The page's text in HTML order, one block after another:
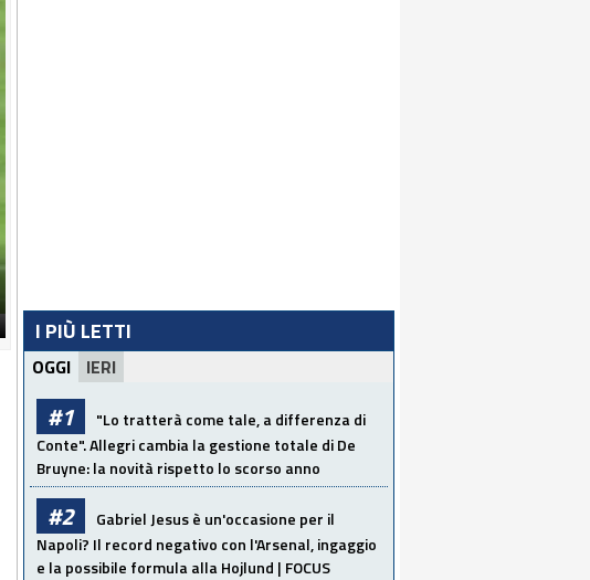
I PIÙ LETTI
OGGI IERI
#1
"Lo tratterà come tale, a differenza di
Conte". Allegri cambia la gestione totale di De
Bruyne: la novità rispetto lo scorso anno
#2
Gabriel Jesus è un'occasione per il
Napoli? Il record negativo con l'Arsenal, ingaggio
e la possibile formula alla Hojlund | FOCUS